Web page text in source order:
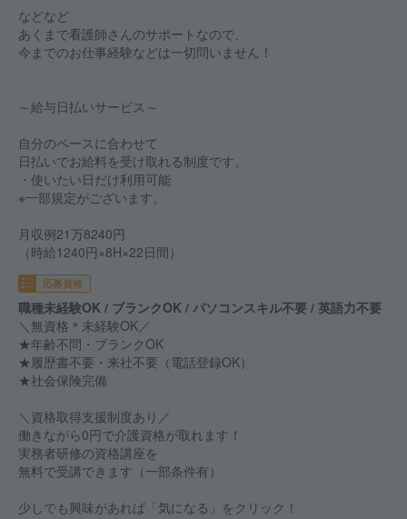
などなど
あくまで看護師さんのサポートなので、
今までのお仕事経験などは一切問いません！
～給与日払いサービス～
自分のペースに合わせて
日払いでお給料を受け取れる制度です。
・使いたい日だけ利用可能
※一部規定がございます。
月収例21万8240円
（時給1240円×8H×22日間）
応募資格
職種未経験OK / ブランクOK / パソコンスキル不要 / 英語力不要
＼無資格＊未経験OK／
★年齢不問・ブランクOK
★履歴書不要・来社不要（電話登録OK）
★社会保険完備
＼資格取得支援制度あり／
働きながら0円で介護資格が取れます！
実務者研修の資格講座を
無料で受講できます（一部条件有）
少しでも興味があれば「気になる」をクリック！